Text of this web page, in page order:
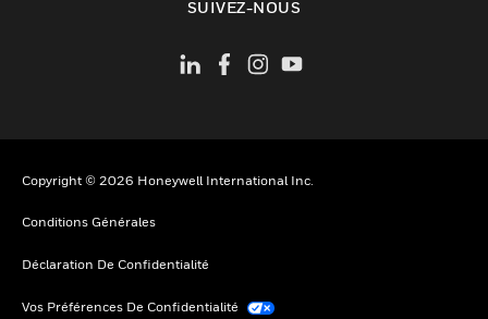
SUIVEZ-NOUS
Copyright © 2026 Honeywell International Inc.
Conditions Générales
Déclaration De Confidentialité
Vos Préférences De Confidentialité